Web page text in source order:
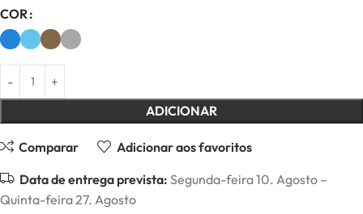
COR
ADICIONAR
Comparar Adicionar aos favoritos
Data de entrega prevista: Segunda-feira 10. Agosto –
Quinta-feira 27. Agosto